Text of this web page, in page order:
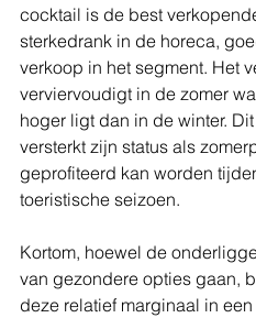
cocktail is de best
sterkedrank in de horeca,
verkoop in het segment. Het
verviervoudigt in de zomer
hoger ligt dan in de winter. Dit
versterkt zijn status als
geprofiteerd kan worden
toeristische seizoen.
Kortom, hoewel de
van gezondere opties gaan,
deze relatief marginaal in